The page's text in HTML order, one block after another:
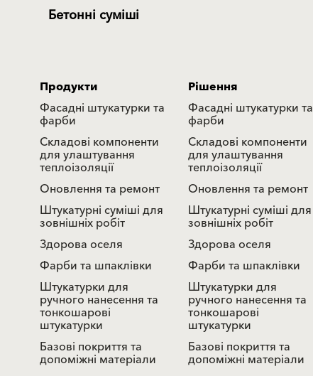
Бетонні суміші
Продукти
Фасадні штукатурки та
фарби
Складові компоненти
для улаштування
теплоізоляції
Оновлення та ремонт
Штукатурні суміші для
зовнішніх робіт
Здорова оселя
Фарби та шпаклівки
Штукатурки для
ручного нанесення та
тонкошарові
штукатурки
Базові покриття та
допоміжні матеріали
Рішення
Фасадні штукатурки та
фарби
Складові компоненти
для улаштування
теплоізоляції
Оновлення та ремонт
Штукатурні суміші для
зовнішніх робіт
Здорова оселя
Фарби та шпаклівки
Штукатурки для
ручного нанесення та
тонкошарові
штукатурки
Базові покриття та
допоміжні матеріали